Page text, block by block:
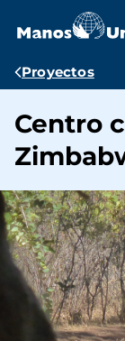
contenido
Ruta
Proyectos
Centro